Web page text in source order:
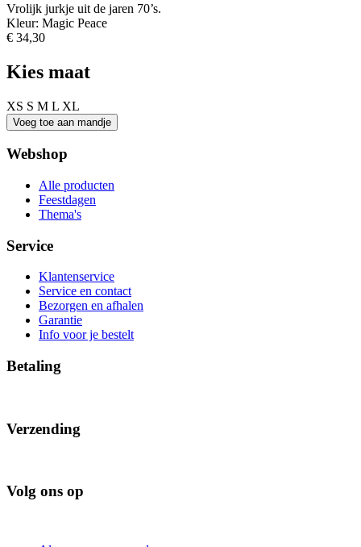
Vrolijk jurkje uit de jaren 70’s.
Kleur: Magic Peace
€ 34,30
Kies maat
XS S M L XL
Webshop
Alle producten
Feestdagen
Thema's
Service
Klantenservice
Service en contact
Bezorgen en afhalen
Garantie
Info voor je bestelt
Betaling
Verzending
Volg ons op